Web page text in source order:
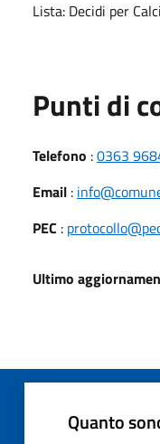
Lista: Decidi per
Punti di
Telefono :0363
Email :
PEC :
Ultimo
Quanto